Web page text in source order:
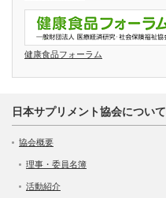
健康食品フォーラム
日本サプリメント協会について
協会概要
理事・委員名簿
活動紹介